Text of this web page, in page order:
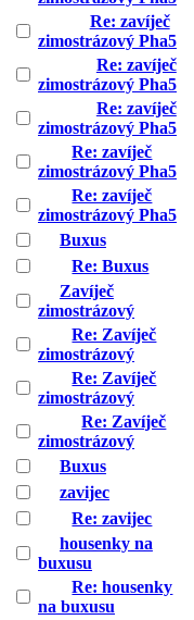
Re: zavíječ
zimostrázový Pha5
Re: zavíječ
zimostrázový Pha5
Re: zavíječ
zimostrázový Pha5
Re: zavíječ
zimostrázový Pha5
Re: zavíječ
zimostrázový Pha5
Buxus
Re: Buxus
Zavíječ
zimostrázový
Re: Zavíječ
zimostrázový
Re: Zavíječ
zimostrázový
Re: Zavíječ
zimostrázový
Buxus
zavijec
Re: zavijec
housenky na
buxusu
Re: housenky
na buxusu